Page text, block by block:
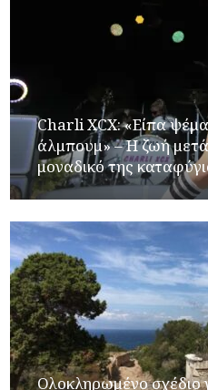
Charli XCX: «Είπα
άλμπουμ» – Η ζωή
μοναδικό της
Ολοκληρωμένο σχέδιο